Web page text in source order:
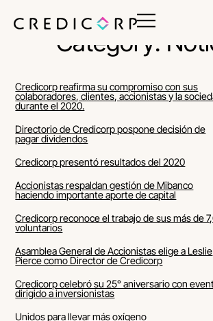
Category:
Credicorp reafirma su compromiso con sus
colaboradores, clientes, accionistas y la
durante el 2020.
Directorio de Credicorp pospone decisión de
pagar dividendos
Credicorp presentó resultados del 2020
Accionistas respaldan gestión de Mibanco
haciendo importante aporte de capital
Credicorp reconoce el trabajo de sus más de
voluntarios
Asamblea General de Accionistas elige a Leslie
Pierce como Director de Credicorp
Credicorp celebró su 25° aniversario con
dirigido a inversionistas
Unidos para llevar más oxígeno